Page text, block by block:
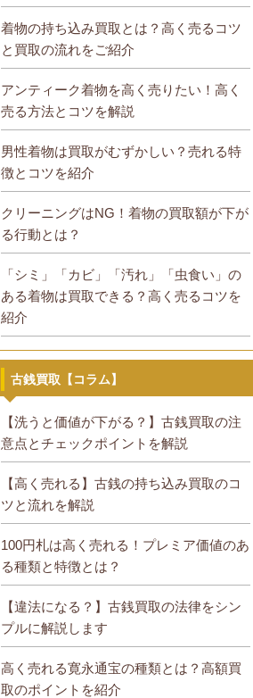
着物の持ち込み買取とは？高く売るコツ
と買取の流れをご紹介
アンティーク着物を高く売りたい！高く
売る方法とコツを解説
男性着物は買取がむずかしい？売れる特
徴とコツを紹介
クリーニングはNG！着物の買取額が下が
る行動とは？
「シミ」「カビ」「汚れ」「虫食い」の
ある着物は買取できる？高く売るコツを
紹介
古銭買取【コラム】
【洗うと価値が下がる？】古銭買取の注
意点とチェックポイントを解説
【高く売れる】古銭の持ち込み買取のコ
ツと流れを解説
100円札は高く売れる！プレミア価値のあ
る種類と特徴とは？
【違法になる？】古銭買取の法律をシン
プルに解説します
高く売れる寛永通宝の種類とは？高額買
取のポイントを紹介